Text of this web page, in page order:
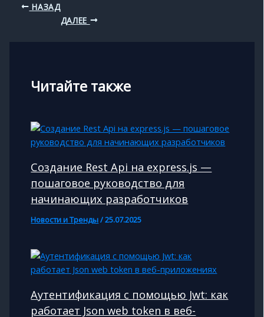
НАЗАД
ДАЛЕЕ
Читайте также
Создание Rest Api на express.js —
пошаговое руководство для
начинающих разработчиков
Новости и Тренды/25.07.2025
Аутентификация с помощью Jwt: как
работает Json web token в веб-